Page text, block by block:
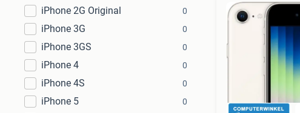
iPhone 2G Original
0
iPhone 3G 0
iPhone 3GS 0
iPhone 4 0
iPhone 4S 0
iPhone 5 0